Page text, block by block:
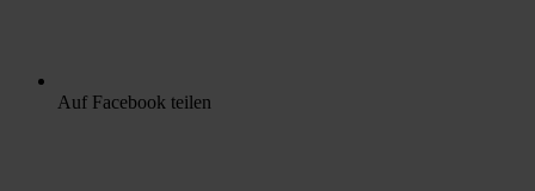
Auf Facebook teilen